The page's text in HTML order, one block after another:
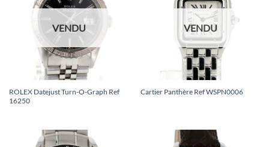
VENDU
ROLEX Datejust Turn-O-Graph Ref
16250
VENDU
Cartier Panthère Ref WSPN0006